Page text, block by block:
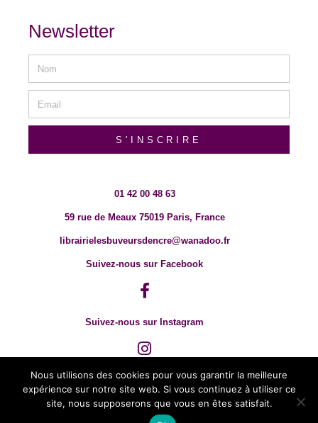
Newsletter
S'INSCRIRE
01 42 00 48 63
59 rue de Meaux 75019 Paris, France
librairielesbuveursdencre@wanadoo.fr
Suivez-nous sur Facebook
Suivez-nous sur Instagram
Nous utilisons des cookies pour vous garantir la meilleure
expérience sur notre site web. Si vous continuez à utiliser ce
site, nous supposerons que vous en êtes satisfait.